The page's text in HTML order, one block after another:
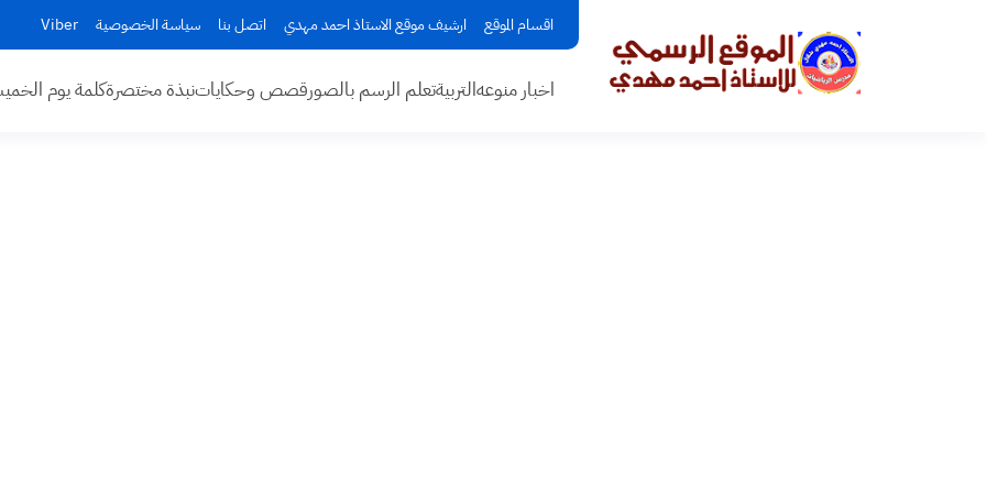
اقسام الموقع ارشيف موقع الاستاذ احمد مهدي اتصل بنا سياسة الخصوصية Viber
اخبار منوعهالتربيةتعلم الرسم بالصورقصص وحكاياتنبذة مختصرةكلمة يوم